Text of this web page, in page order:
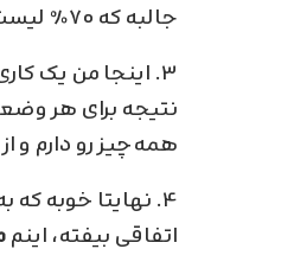
جالبه که ۷۰% لیست، عموما چیزهاییه که هنوز اتفاق نیفتاده و حتی ممکنه هرگز اتفاق نیفته.
۳. اینجا من یک کاری می‌کنم که نمی‌دونم چقدر درست باشه، اما، میام
نتیجه برای هر
همه‌چیز رو دارم و
۴. نهایتا خوبه
اتفاقی بیفته، اینم